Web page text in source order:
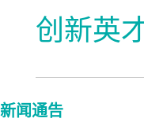
创新英
新闻通告